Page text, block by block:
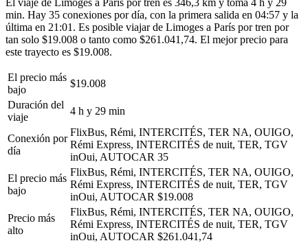
min. Hay 35 conexiones por día, con la primera salida en 04:57 y la
última en 21:01. Es posible viajar de Limoges a París por tren por
tan solo $19.008 o tanto como $261.041,74. El mejor precio para
este trayecto es $19.008.
El precio más
bajo
$19.008
Duración del
viaje
4 h y 29 min
Conexión por
día
FlixBus, Rémi, INTERCITÉS, TER NA, OUIGO,
Rémi Express, INTERCITÉS de nuit, TER, TGV
inOui, AUTOCAR 35
El precio más
bajo
FlixBus, Rémi, INTERCITÉS, TER NA, OUIGO,
Rémi Express, INTERCITÉS de nuit, TER, TGV
inOui, AUTOCAR $19.008
Precio más
alto
FlixBus, Rémi, INTERCITÉS, TER NA, OUIGO,
Rémi Express, INTERCITÉS de nuit, TER, TGV
inOui, AUTOCAR $261.041,74